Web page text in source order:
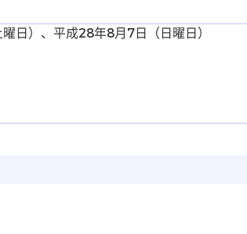
日）、平成28年8月7日（日曜日）